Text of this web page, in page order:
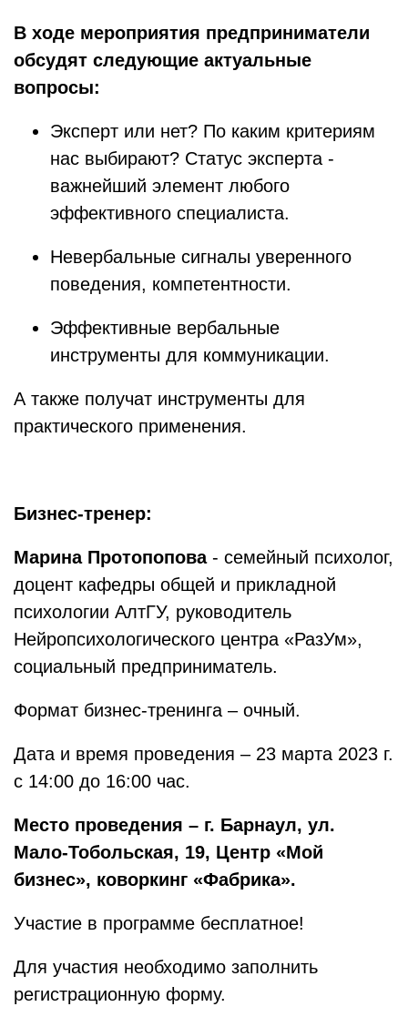
В ходе мероприятия предприниматели
обсудят следующие актуальные
вопросы:
Эксперт или нет? По каким критериям
нас выбирают? Статус эксперта -
важнейший элемент любого
эффективного специалиста.
Невербальные сигналы уверенного
поведения, компетентности.
Эффективные вербальные
инструменты для коммуникации.
А также получат инструменты для
практического применения.
Бизнес-тренер:
Марина Протопопова - семейный психолог,
доцент кафедры общей и прикладной
психологии АлтГУ, руководитель
Нейропсихологического центра «РазУм»,
социальный предприниматель.
Формат бизнес-тренинга – очный.
Дата и время проведения – 23 марта 2023 г.
с 14:00 до 16:00 час.
Место проведения – г. Барнаул, ул.
Мало-Тобольская, 19, Центр «Мой
бизнес», коворкинг «Фабрика».
Участие в программе бесплатное!
Для участия необходимо заполнить
регистрационную форму.